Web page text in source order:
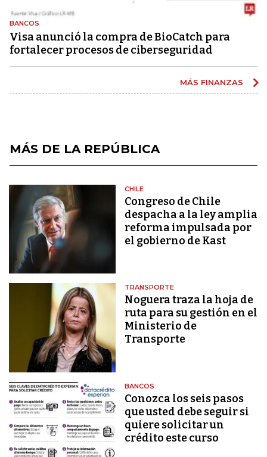
BANCOS
Visa anunció la compra de BioCatch para
fortalecer procesos de ciberseguridad
MÁS FINANZAS
MÁS DE LA REPÚBLICA
CHILE
Congreso de Chile
despacha a la ley amplia
reforma impulsada por
el gobierno de Kast
TRANSPORTE
Noguera traza la hoja de
ruta para su gestión en el
Ministerio de
Transporte
BANCOS
Conozca los seis pasos
que usted debe seguir si
quiere solicitar un
crédito este curso